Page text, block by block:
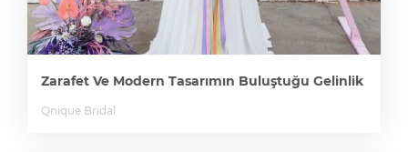
Zarafet Ve Modern Tasarımın Buluştuğu Gelinlik
Qnique Bridal